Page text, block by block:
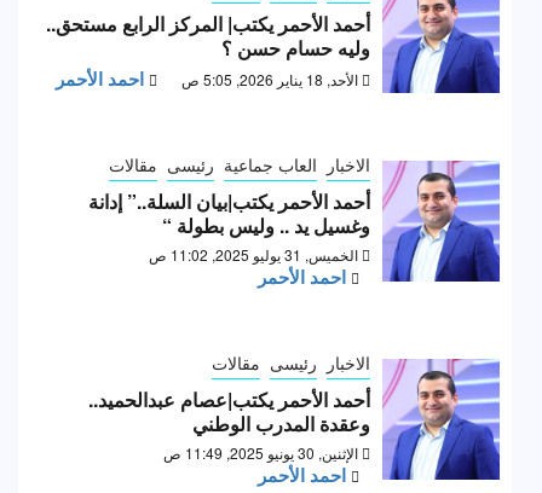
أحمد الأحمر يكتب| المركز الرابع مستحق..
وليه حسام حسن ؟
الأحد, 18 يناير 2026, 5:05 ص احمد الأحمر
الاخبار العاب جماعية رئيسى مقالات
أحمد الأحمر يكتب|بيان السلة..” إدانة
وغسيل يد .. وليس بطولة “
الخميس, 31 يوليو 2025, 11:02 ص
احمد الأحمر
الاخبار رئيسى مقالات
أحمد الأحمر يكتب|عصام عبدالحميد..
وعقدة المدرب الوطني
الإثنين, 30 يونيو 2025, 11:49 ص
احمد الأحمر